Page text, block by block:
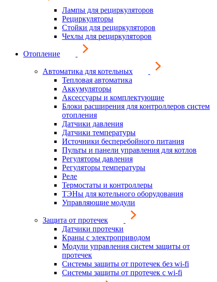
Лампы для рециркуляторов
Рециркуляторы
Стойки для рециркуляторов
Чехлы для рециркуляторов
Отопление
Автоматика для котельных
Тепловая автоматика
Аккумуляторы
Аксессуары и комплектующие
Блоки расширения для контроллеров систем
отопления
Датчики давления
Датчики температуры
Источники бесперебойного питания
Пульты и панели управления для котлов
Регуляторы давления
Регуляторы температуры
Реле
Термостаты и контроллеры
ТЭНы для котельного оборудования
Управляющие модули
Защита от протечек
Датчики протечки
Краны с электроприводом
Модули управления систем защиты от
протечек
Системы защиты от протечек без wi-fi
Системы защиты от протечек с wi-fi